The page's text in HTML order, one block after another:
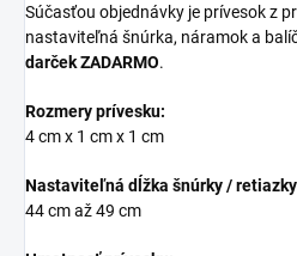
Súčasťou objednávky je prívesok z
nastaviteľná šnúrka, náramok a
darček ZADARMO.
Rozmery prívesku:
4 cm x 1 cm x 1 cm
Nastaviteľná dĺžka šnúrky /
44 cm až 49 cm